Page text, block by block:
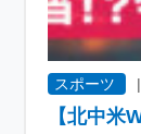
スポーツ |
【北中米